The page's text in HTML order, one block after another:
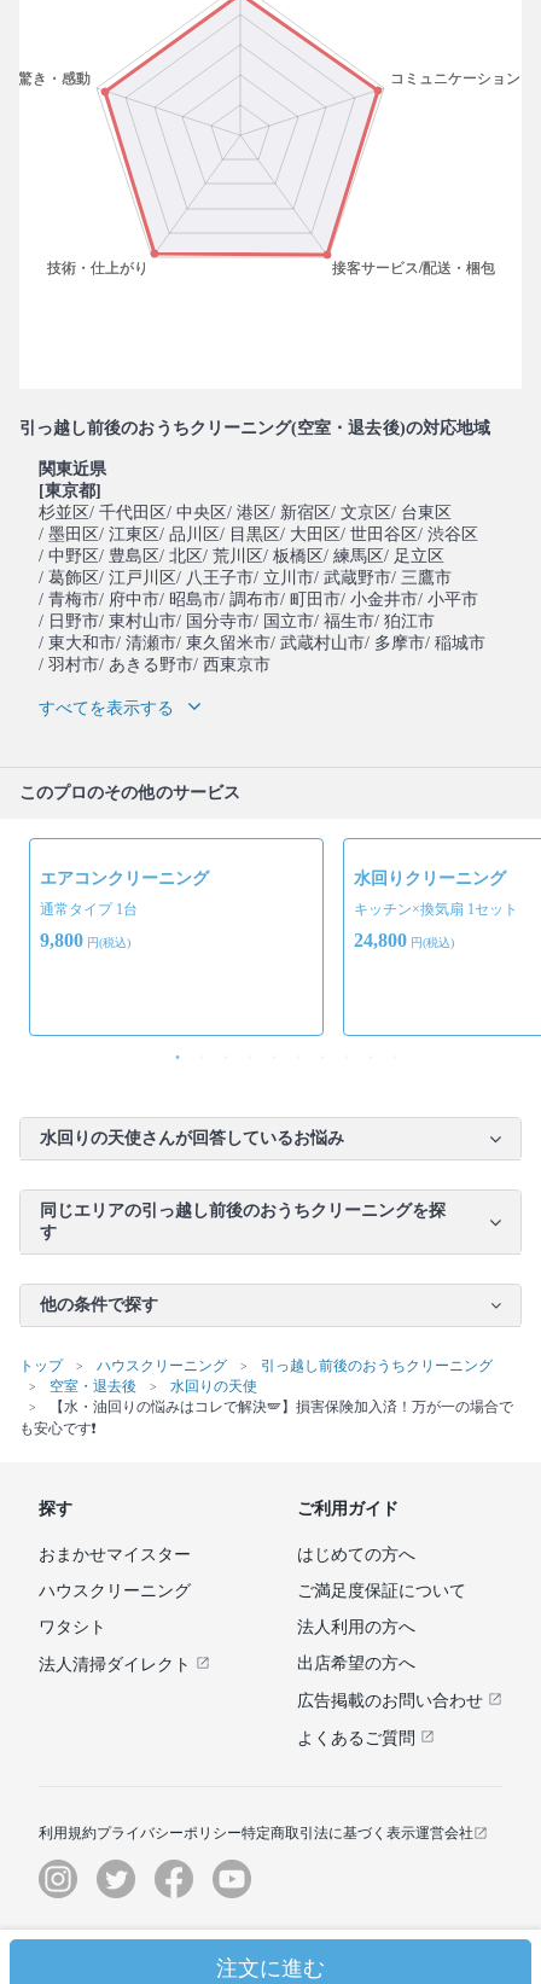
引っ越し前後のおうちクリーニング(空室・退去後)の対応地域
関東近県
[東京都]
杉並区/ 千代田区/ 中央区/ 港区/ 新宿区/ 文京区/ 台東区
/ 墨田区/ 江東区/ 品川区/ 目黒区/ 大田区/ 世田谷区/ 渋谷区
/ 中野区/ 豊島区/ 北区/ 荒川区/ 板橋区/ 練馬区/ 足立区
/ 葛飾区/ 江戸川区/ 八王子市/ 立川市/ 武蔵野市/ 三鷹市
/ 青梅市/ 府中市/ 昭島市/ 調布市/ 町田市/ 小金井市/ 小平市
/ 日野市/ 東村山市/ 国分寺市/ 国立市/ 福生市/ 狛江市
/ 東大和市/ 清瀬市/ 東久留米市/ 武蔵村山市/ 多摩市/ 稲城市
/ 羽村市/ あきる野市/ 西東京市
すべてを表示する
このプロのその他のサービス
エアコンクリーニング
通常タイプ 1台
9,800 円(税込)
水回りクリーニング
キッチン×換気扇 1セット
24,800 円(税込)
水回りの天使さんが回答しているお悩み
同じエリアの引っ越し前後のおうちクリーニングを探
す
他の条件で探す
トップ ハウスクリーニング
引っ越し前後のおうちクリーニング
空室・退去後
水回りの天使
【水・油回りの悩みはコレで解決🪽】損害保険加入済！万が一の場合で
も安心です❗️
注文に進む
探す
おまかせマイスター
ハウスクリーニング
ワタシト
法人清掃ダイレクト
ご利用ガイド
はじめての方へ
ご満足度保証について
法人利用の方へ
出店希望の方へ
広告掲載のお問い合わせ
よくあるご質問
利用規約プライバシーポリシー特定商取引法に基づく表示運営会社
© ユアマイスター株式会社